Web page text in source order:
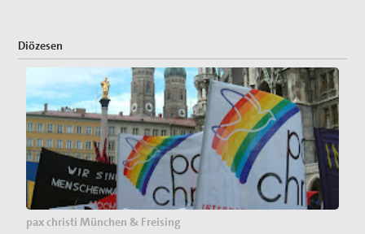
Diözesen
pax christi München & Freising